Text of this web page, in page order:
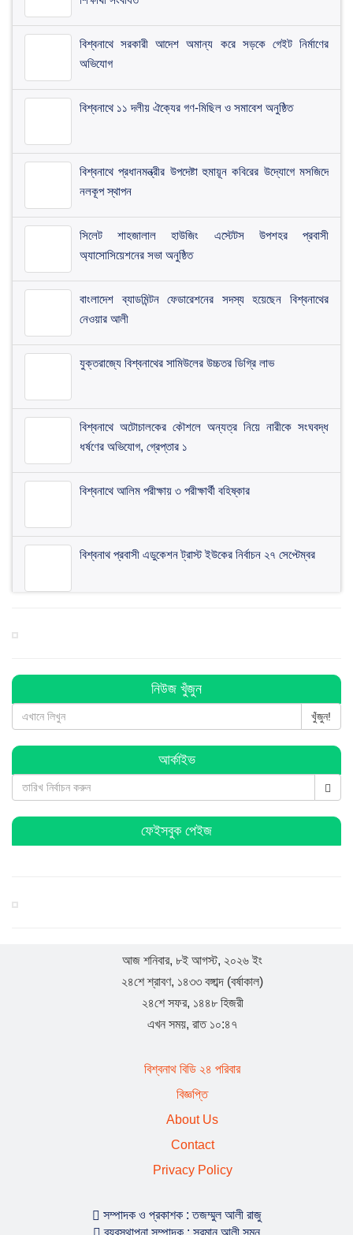
বিশ্বনাথে সরকারী আদেশ অমান্য করে সড়কে গেইট নির্মাণের
অভিযোগ
বিশ্বনাথে ১১ দলীয় ঐক্যের গণ-মিছিল ও সমাবেশ অনুষ্ঠিত
বিশ্বনাথে প্রধানমন্ত্রীর উপদেষ্টা হুমায়ূন কবিরের উদ্যোগে মসজিদে
নলকূপ স্থাপন
সিলেট শাহজালাল হাউজিং এস্টেটস উপশহর প্রবাসী
অ্যাসোসিয়েশনের সভা অনুষ্ঠিত
​বাংলাদেশ ব্যাডমিন্টন ফেডারেশনের সদস্য হয়েছেন বিশ্বনাথের
নেওয়ার আলী
যুক্তরাজ্যে বিশ্বনাথের সামিউলের উচ্চতর ডিগ্রি লাভ
বিশ্বনাথে অটোচালকের কৌশলে অন্যত্র নিয়ে নারীকে সংঘবদ্ধ
ধর্ষণের অভিযোগ, গ্রেপ্তার ১
বিশ্বনাথে আলিম পরীক্ষায় ৩ পরীক্ষার্থী বহিষ্কার
বিশ্বনাথ প্রবাসী এডুকেশন ট্রাস্ট ইউকের নির্বাচন ২৭ সেপ্টেম্বর
বিশ্বনাথে প্রবাসী ওয়েলফেয়ার এসোসিয়েশনের কমিটি গঠন
বিশ্বনাথে ব জ্র পা তে দিনমজুরের মু ত্যু
সরকার জনগণের প্রতি আন্তরিক : বিশ্বনাথে হুমায়ুন কবির
যুক্তরাজ্য হাল ও ইষ্ট রাইডিং যুবদলের যুগ্ম সাধারণ সম্পাদক হলেন
সাধারণ সম্পাদক বিশ্বনাথের শাহজাহান
নিউজ খুঁজুন
খুঁজুন!
আর্কাইভ
ফেইসবুক পেইজ
আজ শনিবার, ৮ই আগস্ট, ২০২৬ ইং
২৪শে শ্রাবণ, ১৪৩৩ বঙ্গাব্দ (বর্ষাকাল)
২৪শে সফর, ১৪৪৮ হিজরী
এখন সময়, রাত ১০:৪৭
বিশ্বনাথ বিডি ২৪ পরিবার
বিজ্ঞপ্তি
About Us
Contact
Privacy Policy
সম্পাদক ও প্রকাশক : তজম্মুল আলী রাজু